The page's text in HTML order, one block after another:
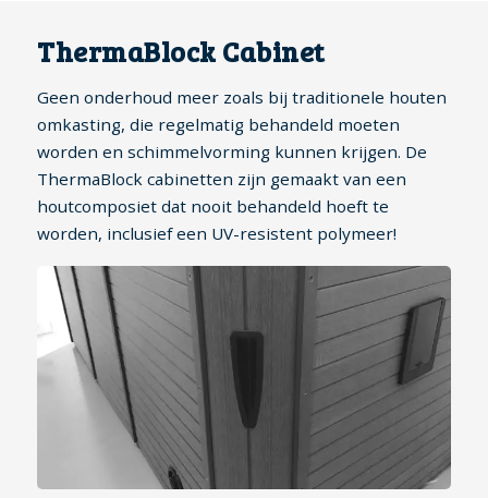
ThermaBlock Cabinet
Geen onderhoud meer zoals bij traditionele houten
omkasting, die regelmatig behandeld moeten
worden en schimmelvorming kunnen krijgen. De
ThermaBlock cabinetten zijn gemaakt van een
houtcomposiet dat nooit behandeld hoeft te
worden, inclusief een UV-resistent polymeer!